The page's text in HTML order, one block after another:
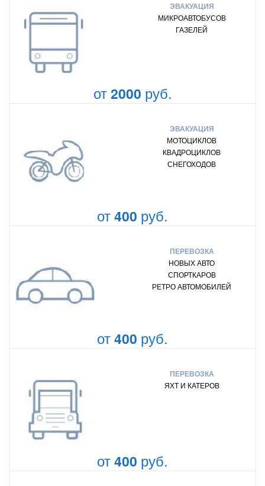
ЭВАКУАЦИЯ
МИКРОАВТОБУСОВ
ГАЗЕЛЕЙ
от2000 руб.
ЭВАКУАЦИЯ
МОТОЦИКЛОВ
КВАДРОЦИКЛОВ
СНЕГОХОДОВ
от400 руб.
ПЕРЕВОЗКА
НОВЫХ АВТО
СПОРТКАРОВ
РЕТРО АВТОМОБИЛЕЙ
от400 руб.
ПЕРЕВОЗКА
ЯХТ И КАТЕРОВ
от400 руб.